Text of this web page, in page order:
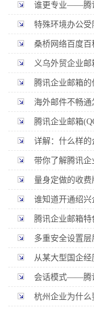
谁更专业——腾
特殊环境办公
桑桥网络百度百
义乌外贸企业邮
腾讯企业邮箱的
海外邮件不畅
腾讯企业邮箱
详解：什么样的
带你了解腾讯
量身定做的收
谁知道开通绍兴
腾讯企业邮箱
多重安全设置
从某大型国企经
会话模式——腾
杭州企业为什么